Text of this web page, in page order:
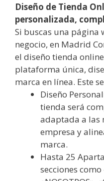
Diseño de Tienda
personalizada,
Si buscas una página
negocio, en Madrid
el diseño tienda
plataforma única,
marca en línea. Este
Diseño
tienda será
adaptada a las
empresa y
marca.
Hasta 25
secciones como